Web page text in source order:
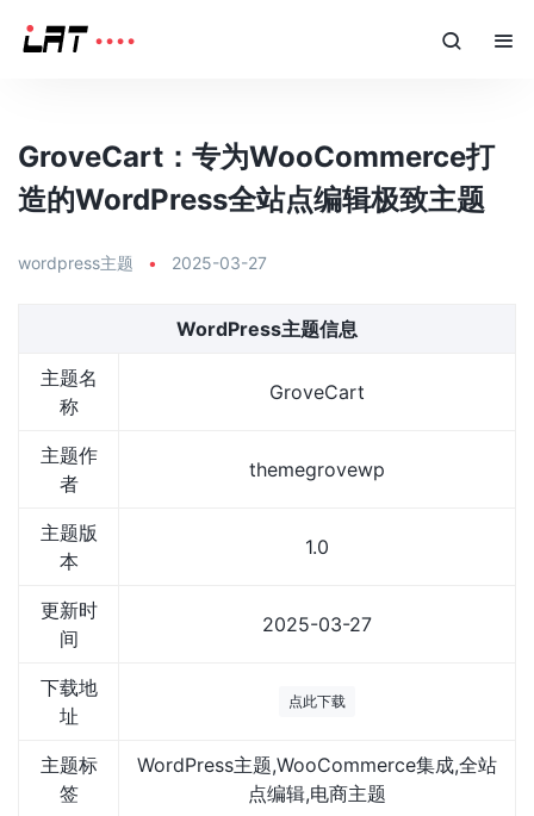
GroveCart：专为WooCommerce打
造的WordPress全站点编辑极致主题
wordpress主题 • 2025-03-27
WordPress主题信息
主题名
称
GroveCart
主题作
者
themegrovewp
主题版
本
1.0
更新时
间
2025-03-27
下载地
址
点此下载
主题标
签
WordPress主题,WooCommerce集成,全站
点编辑,电商主题